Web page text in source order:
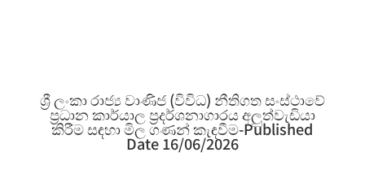
ශ්‍රී ලංකා රාජ්‍ය වාණිජ (විවිධ) නීතිගත සංස්ථාවේ
ප්‍රධාන කාර්යාල ප්‍රදර්ශනාගාරය අලුත්වැඩියා
කිරීම සඳහා මිල ගණන් කැඳවීම-Published
Date 16/06/2026